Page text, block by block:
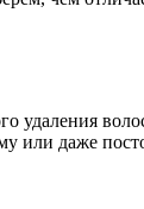
удаления
или даже